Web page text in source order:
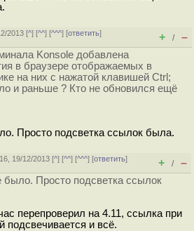
2013 [^] [^^] [^^^] [ответить]
+ / –
Konsole добавлена
в браузере отображаемых в
на них с нажатой клавишей Ctrl;
и раньше ? Кто не обновился ещё
Просто подсветка ссылок была.
19/12/2013 [^] [^^] [^^^] [ответить]
+ / –
было. Просто подсветка ссылок
перепроверил на 4.11, ссылка при
подсвечивается и всё.